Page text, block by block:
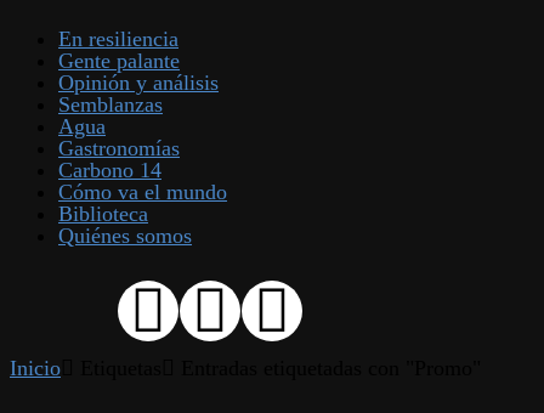
En resiliencia
Gente palante
Opinión y análisis
Semblanzas
Agua
Gastronomías
Carbono 14
Cómo va el mundo
Biblioteca
Quiénes somos
Inicio